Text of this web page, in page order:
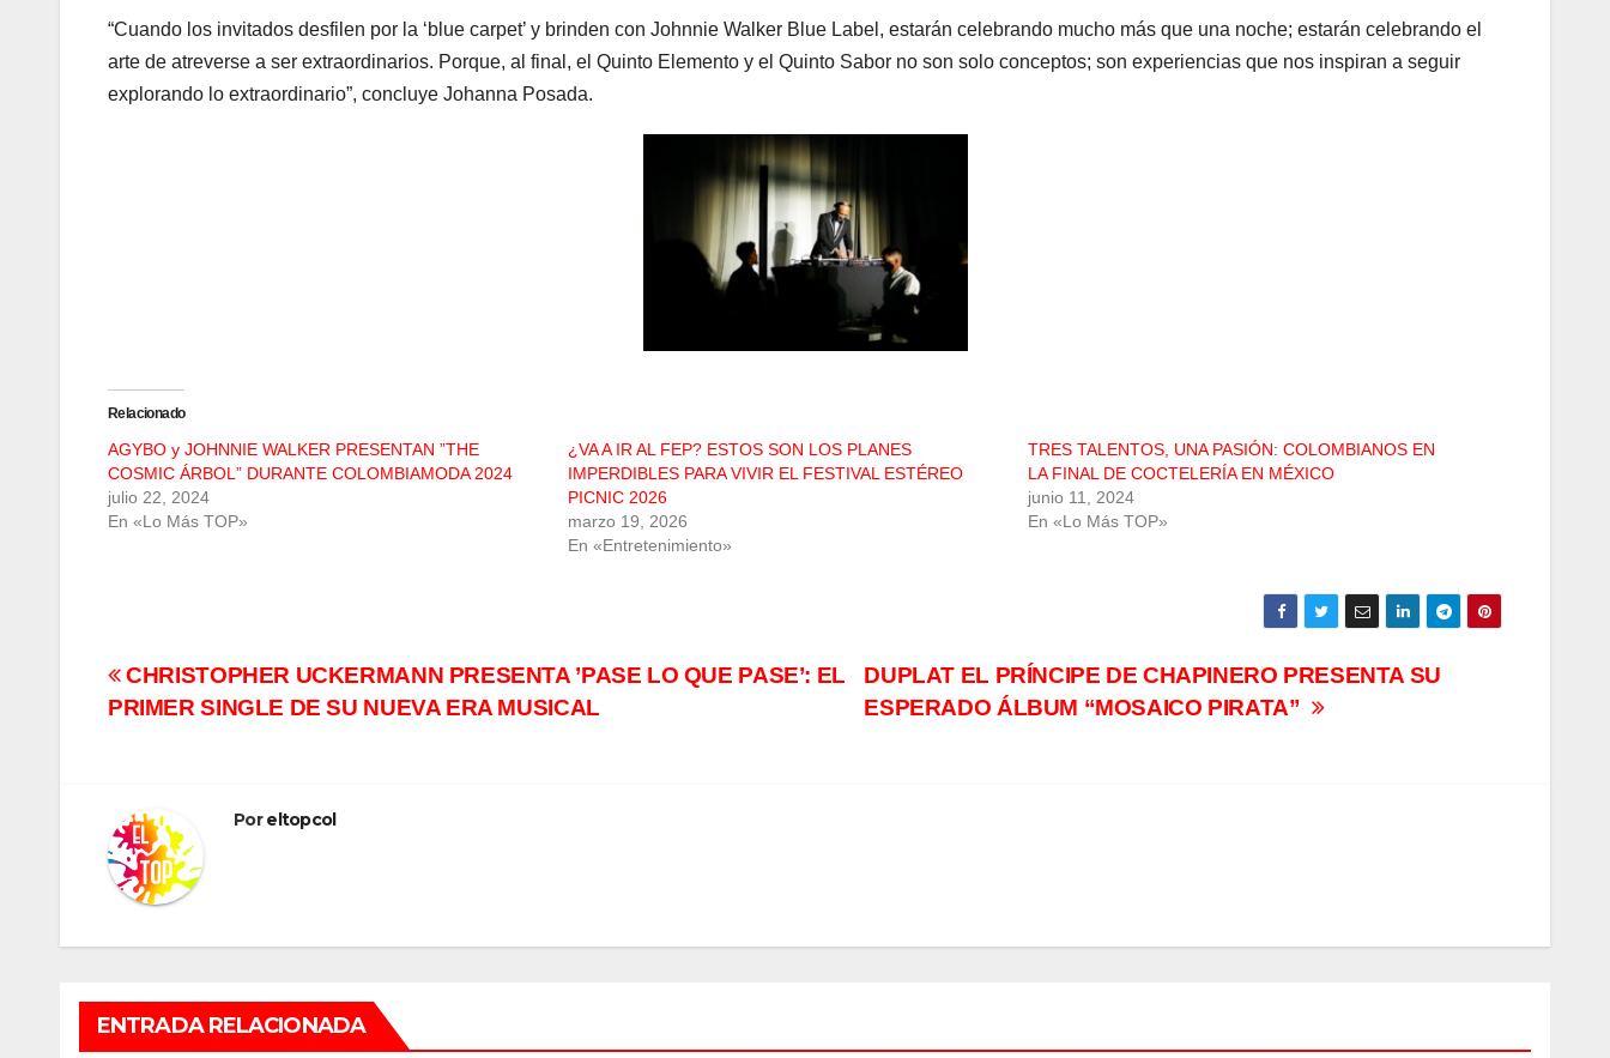
“Cuando los invitados desfilen por la ‘blue carpet’ y brinden con Johnnie Walker Blue Label, estarán celebrando mucho más que una noche; estarán celebrando el
arte de atreverse a ser extraordinarios. Porque, al final, el Quinto Elemento y el Quinto Sabor no son solo conceptos; son experiencias que nos inspiran a seguir
explorando lo extraordinario”, concluye Johanna Posada.
Relacionado
AGYBO y JOHNNIE WALKER PRESENTAN ”THE
COSMIC ÁRBOL” DURANTE COLOMBIAMODA 2024
julio 22, 2024
En «Lo Más TOP»
¿VA A IR AL FEP? ESTOS SON LOS PLANES
IMPERDIBLES PARA VIVIR EL FESTIVAL ESTÉREO
PICNIC 2026
marzo 19, 2026
En «Entretenimiento»
TRES TALENTOS, UNA PASIÓN: COLOMBIANOS EN
LA FINAL DE COCTELERÍA EN MÉXICO
junio 11, 2024
En «Lo Más TOP»
Navegación
DUPLAT EL PRÍNCIPE DE CHAPINERO PRESENTA SU
ESPERADO ÁLBUM “MOSAICO PIRATA”
CHRISTOPHER UCKERMANN PRESENTA ’PASE LO QUE PASE’: EL
PRIMER SINGLE DE SU NUEVA ERA MUSICAL
Poreltopcol
ENTRADA RELACIONADA